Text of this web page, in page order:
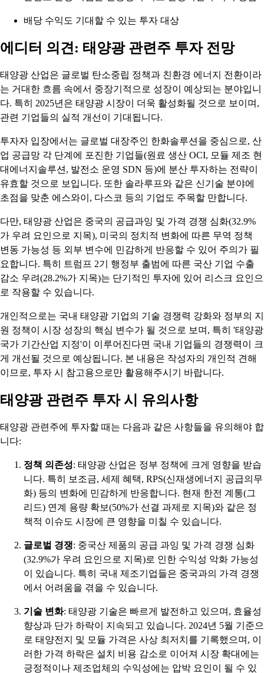
배당 수익도 기대할 수 있는 투자 대상
에디터 의견: 태양광 관련주 투자 전망
태양광 산업은 글로벌 탄소중립 정책과 친환경 에너지 전환이라
는 거대한 흐름 속에서 중장기적으로 성장이 예상되는 분야입니
다. 특히 2025년은 태양광 시장이 더욱 활성화될 것으로 보이며,
관련 기업들의 실적 개선이 기대됩니다.
투자자 입장에서는 글로벌 대장주인 한화솔루션을 중심으로, 산
업 공급망 각 단계에 포진한 기업들(원료 생산 OCI, 모듈 제조 현
대에너지솔루션, 발전소 운영 SDN 등)에 분산 투자하는 전략이
유효할 것으로 보입니다. 또한 솔라루프와 같은 신기술 분야에
초점을 맞춘 에스와이, 다스코 등의 기업도 주목할 만합니다.
다만, 태양광 산업은 중국의 공급과잉 및 가격 경쟁 심화(32.9%
가 우려 요인으로 지목), 미국의 정치적 변화에 따른 무역 정책
변동 가능성 등 외부 변수에 민감하게 반응할 수 있어 주의가 필
요합니다. 특히 트럼프 2기 행정부 출범에 따른 국산 기업 수출
감소 우려(28.2%가 지목)는 단기적인 투자에 있어 리스크 요인으
로 작용할 수 있습니다.
개인적으로는 국내 태양광 기업의 기술 경쟁력 강화와 정부의 지
원 정책이 시장 성장의 핵심 변수가 될 것으로 보며, 특히 '태양광
국가 기간산업 지정'이 이루어진다면 국내 기업들의 경쟁력이 크
게 개선될 것으로 예상됩니다. 본 내용은 작성자의 개인적 견해
이므로, 투자 시 참고용으로만 활용해주시기 바랍니다.
태양광 관련주 투자 시 유의사항
태양광 관련주에 투자할 때는 다음과 같은 사항들을 유의해야 합
니다:
정책 의존성: 태양광 산업은 정부 정책에 크게 영향을 받습
니다. 특히 보조금, 세제 혜택, RPS(신재생에너지 공급의무
화) 등의 변화에 민감하게 반응합니다. 현재 한전 계통(그
리드) 연계 용량 확보(50%가 선결 과제로 지목)와 같은 정
책적 이슈도 시장에 큰 영향을 미칠 수 있습니다.
글로벌 경쟁: 중국산 제품의 공급 과잉 및 가격 경쟁 심화
(32.9%가 우려 요인으로 지목)로 인한 수익성 악화 가능성
이 있습니다. 특히 국내 제조기업들은 중국과의 가격 경쟁
에서 어려움을 겪을 수 있습니다.
기술 변화: 태양광 기술은 빠르게 발전하고 있으며, 효율성
향상과 단가 하락이 지속되고 있습니다. 2024년 5월 기준으
로 태양전지 및 모듈 가격은 사상 최저치를 기록했으며, 이
러한 가격 하락은 설치 비용 감소로 이어져 시장 확대에는
긍정적이나 제조업체의 수익성에는 압박 요인이 될 수 있